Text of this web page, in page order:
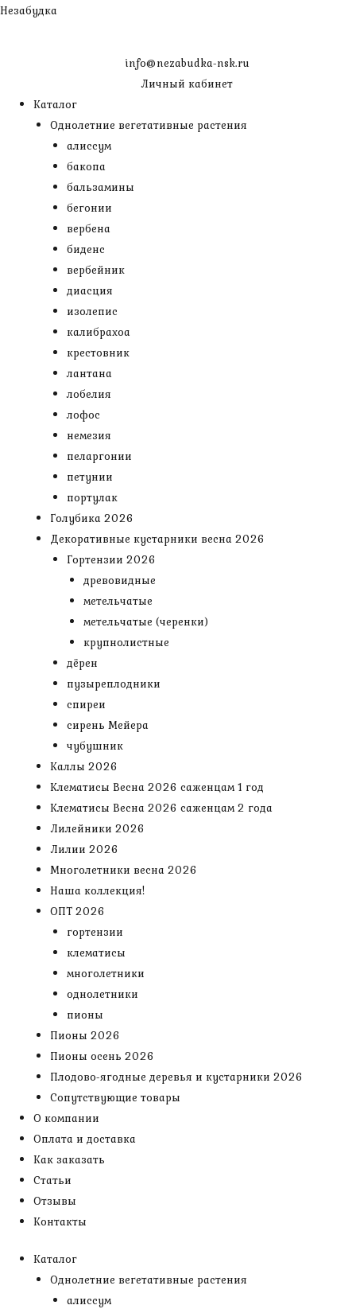
Перейти
Незабудка
info@nezabudka-nsk.ru
Личный кабинет
Каталог
Однолетние вегетативные растения
алиссум
бакопа
бальзамины
бегонии
вербена
биденс
вербейник
диасция
изолепис
калибрахоа
крестовник
лантана
лобелия
лофос
немезия
пеларгонии
петунии
портулак
Голубика 2026
Декоративные кустарники весна 2026
Гортензии 2026
древовидные
метельчатые
метельчатые (черенки)
крупнолистные
дёрен
пузыреплодники
спиреи
сирень Мейера
чубушник
Каллы 2026
Клематисы Весна 2026 саженцам 1 год
Клематисы Весна 2026 саженцам 2 года
Лилейники 2026
Лилии 2026
Многолетники весна 2026
Наша коллекция!
ОПТ 2026
гортензии
клематисы
многолетники
однолетники
пионы
Пионы 2026
Пионы осень 2026
Плодово-ягодные деревья и кустарники 2026
Сопутствующие товары
О компании
Оплата и доставка
Как заказать
Статьи
Отзывы
Контакты
Каталог
Однолетние вегетативные растения
алиссум